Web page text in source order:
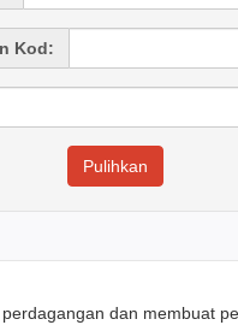
Kod:
dan membuat